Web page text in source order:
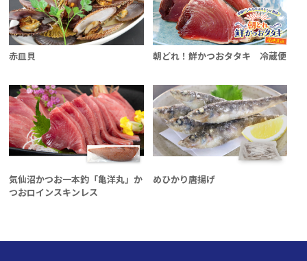
赤皿貝 朝どれ！鮮かつおタタキ 冷蔵便
気仙沼かつお一本釣「亀洋丸」か
つおロインスキンレス
めひかり唐揚げ